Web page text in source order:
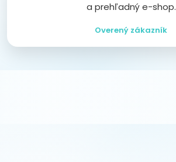
a prehľadný e-shop.
Overený zákazník